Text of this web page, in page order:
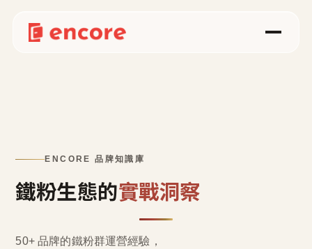
ENCORE 品牌知識庫
鐵粉生態的實戰洞察
50+ 品牌的鐵粉群運營經驗，